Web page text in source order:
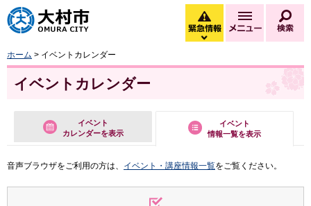
大村市
緊急情報
緊急情報を開く
メニュー
ホーム > イベントカレンダー
イベントカレンダー
イベント
カレンダーを表示
イベント
情報一覧を表示
音声ブラウザをご利用の方は、 イベント・講座情報一覧をご覧ください。